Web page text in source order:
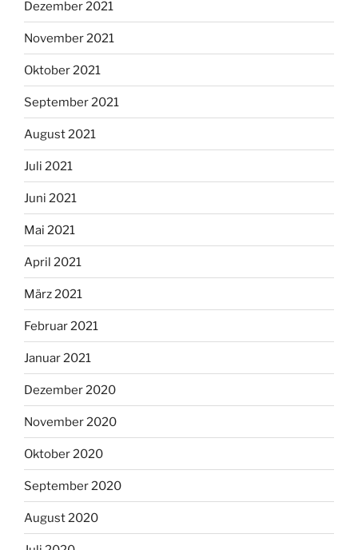
Dezember 2021
November 2021
Oktober 2021
September 2021
August 2021
Juli 2021
Juni 2021
Mai 2021
April 2021
März 2021
Februar 2021
Januar 2021
Dezember 2020
November 2020
Oktober 2020
September 2020
August 2020